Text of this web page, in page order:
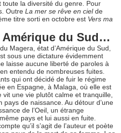
la diversité du genre. Pour
Outre La mer se rêve en cielde
titre sorti en octobre est Vers ma
Amérique du Sud…
Magera, état d’Amérique du Sud,
sous une dictature évidemment
laisse aucune liberté de paroles à
entendu de nombreuses fuites.
qui ont décidé de fuir le régime
en Espagne, à Malaga, où elle est
vit une vie plutôt calme et tranquille,
de naissance. Au détour d’une
de l’Oeil, un étrange
pays et lui aussi en fuite.
qu’il s’agit de l’auteur et poète